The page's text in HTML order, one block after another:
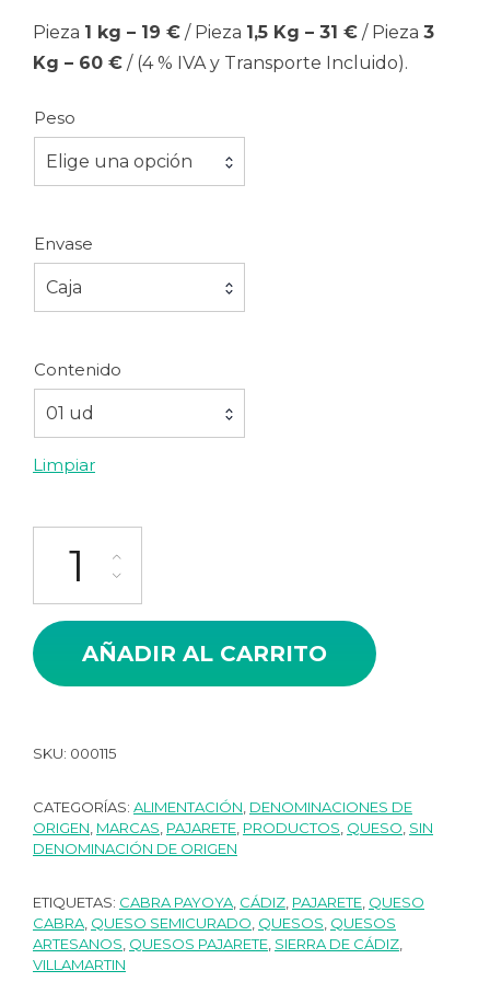
60.00
Pieza 1 kg – 19 € / Pieza 1,5 Kg – 31 € / Pieza 3
Kg – 60 € / (4 % IVA y Transporte Incluido).
Peso
Elige una opción
Envase
Caja
Contenido
01 ud
Limpiar
AÑADIR AL CARRITO
SKU: 000115
CATEGORÍAS: ALIMENTACIÓN, DENOMINACIONES DE
ORIGEN, MARCAS, PAJARETE, PRODUCTOS, QUESO, SIN
DENOMINACIÓN DE ORIGEN
ETIQUETAS: CABRA PAYOYA, CÁDIZ, PAJARETE, QUESO
CABRA, QUESO SEMICURADO, QUESOS, QUESOS
ARTESANOS, QUESOS PAJARETE, SIERRA DE CÁDIZ,
VILLAMARTIN